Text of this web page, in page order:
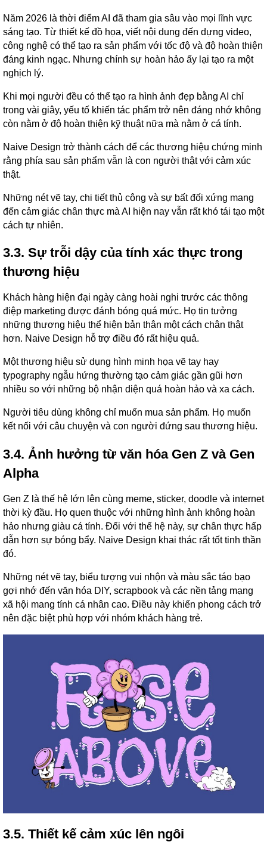
Năm 2026 là thời điểm AI đã tham gia sâu vào mọi lĩnh vực
sáng tạo. Từ thiết kế đồ họa, viết nội dung đến dựng video,
công nghệ có thể tạo ra sản phẩm với tốc độ và độ hoàn thiện
đáng kinh ngạc. Nhưng chính sự hoàn hảo ấy lại tạo ra một
nghịch lý.
Khi mọi người đều có thể tạo ra hình ảnh đẹp bằng AI chỉ
trong vài giây, yếu tố khiến tác phẩm trở nên đáng nhớ không
còn nằm ở độ hoàn thiện kỹ thuật nữa mà nằm ở cá tính.
Naive Design trở thành cách để các thương hiệu chứng minh
rằng phía sau sản phẩm vẫn là con người thật với cảm xúc
thật.
Những nét vẽ tay, chi tiết thủ công và sự bất đối xứng mang
đến cảm giác chân thực mà AI hiện nay vẫn rất khó tái tạo một
cách tự nhiên.
3.3. Sự trỗi dậy của tính xác thực trong
thương hiệu
Khách hàng hiện đại ngày càng hoài nghi trước các thông
điệp marketing được đánh bóng quá mức. Họ tin tưởng
những thương hiệu thể hiện bản thân một cách chân thật
hơn. Naive Design hỗ trợ điều đó rất hiệu quả.
Một thương hiệu sử dụng hình minh họa vẽ tay hay
typography ngẫu hứng thường tạo cảm giác gần gũi hơn
nhiều so với những bộ nhận diện quá hoàn hảo và xa cách.
Người tiêu dùng không chỉ muốn mua sản phẩm. Họ muốn
kết nối với câu chuyện và con người đứng sau thương hiệu.
3.4. Ảnh hưởng từ văn hóa Gen Z và Gen
Alpha
Gen Z là thế hệ lớn lên cùng meme, sticker, doodle và internet
thời kỳ đầu. Họ quen thuộc với những hình ảnh không hoàn
hảo nhưng giàu cá tính. Đối với thế hệ này, sự chân thực hấp
dẫn hơn sự bóng bẩy. Naive Design khai thác rất tốt tinh thần
đó.
Những nét vẽ tay, biểu tượng vui nhộn và màu sắc táo bạo
gợi nhớ đến văn hóa DIY, scrapbook và các nền tảng mạng
xã hội mang tính cá nhân cao. Điều này khiến phong cách trở
nên đặc biệt phù hợp với nhóm khách hàng trẻ.
3.5. Thiết kế cảm xúc lên ngôi